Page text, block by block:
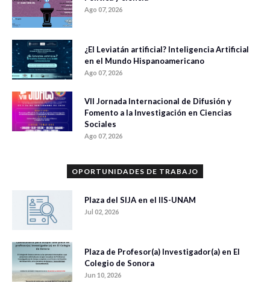
Ago 07, 2026
¿El Leviatán artificial? Inteligencia Artificial
en el Mundo Hispanoamericano
Ago 07, 2026
VII Jornada Internacional de Difusión y
Fomento a la Investigación en Ciencias
Sociales
Ago 07, 2026
OPORTUNIDADES DE TRABAJO
Plaza del SIJA en el IIS-UNAM
Jul 02, 2026
Plaza de Profesor(a) Investigador(a) en El
Colegio de Sonora
Jun 10, 2026